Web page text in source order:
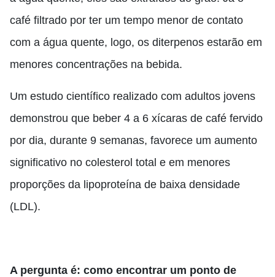
café filtrado por ter um tempo menor de contato
com a água quente, logo, os diterpenos estarão em
menores concentrações na bebida.
Um estudo científico realizado com adultos jovens
demonstrou que beber 4 a 6 xícaras de café fervido
por dia, durante 9 semanas, favorece um aumento
significativo no colesterol total e em menores
proporções da lipoproteína de baixa densidade
(LDL).
A pergunta é: como encontrar um ponto de